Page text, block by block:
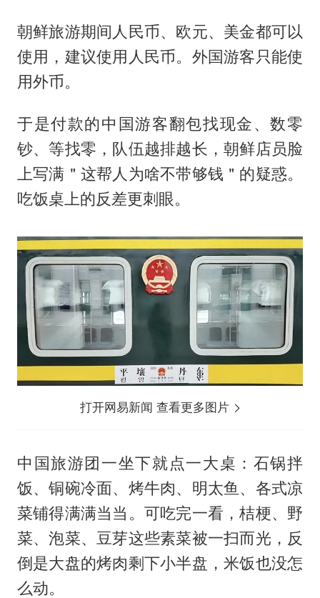
朝鲜旅游期间人民币、欧元、美金都可以
使用，建议使用人民币。外国游客只能使
用外币。
于是付款的中国游客翻包找现金、数零
钞、等找零，队伍越排越长，朝鲜店员脸
上写满＂这帮人为啥不带够钱＂的疑惑。
吃饭桌上的反差更刺眼。
打开网易新闻 查看更多图片
中国旅游团一坐下就点一大桌：石锅拌
饭、铜碗冷面、烤牛肉、明太鱼、各式凉
菜铺得满满当当。可吃完一看，桔梗、野
菜、泡菜、豆芽这些素菜被一扫而光，反
倒是大盘的烤肉剩下小半盘，米饭也没怎
么动。